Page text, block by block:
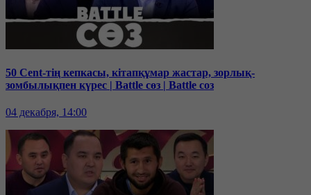
50 Cent-тің кепкасы, кітапқұмар жастар, зорлық-
зомбылықпен күрес | Battle сөз | Battle соз
04 декабря, 14:00